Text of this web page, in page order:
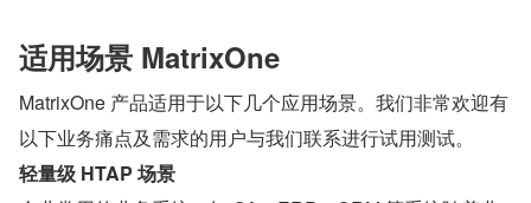
适用场景 MatrixOne
MatrixOne 产品适用于以下几个应用场景。我们非常欢迎有
以下业务痛点及需求的用户与我们联系进行试用测试。
轻量级 HTAP 场景